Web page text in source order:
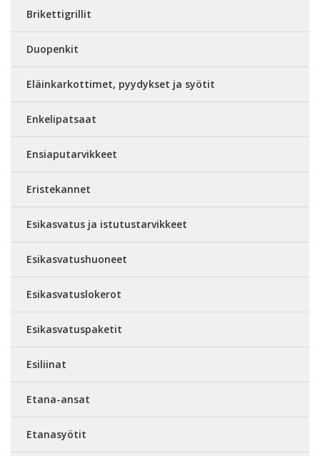
Brikettigrillit
Duopenkit
Eläinkarkottimet, pyydykset ja syötit
Enkelipatsaat
Ensiaputarvikkeet
Eristekannet
Esikasvatus ja istutustarvikkeet
Esikasvatushuoneet
Esikasvatuslokerot
Esikasvatuspaketit
Esiliinat
Etana-ansat
Etanasyötit